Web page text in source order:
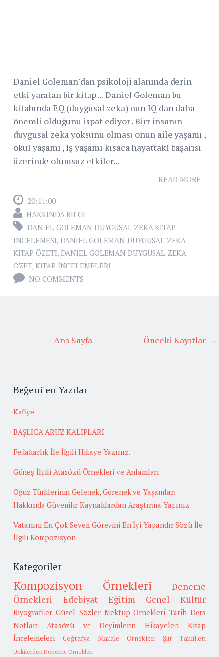
Daniel Goleman'dan psikoloji alanında derin
etki yaratan bir kitap ... Daniel Goleman bu
kitabında EQ (duygusal zeka)'nun IQ'dan daha
önemli olduğunu ispat ediyor . Birr insanın
duygusal zeka yoksunu olması onun aile yaşamı ,
okul yaşamı , iş yaşamı kısaca hayattaki başarısı
üzerinde olumsuz etkiler...
READ MORE
20:11:00
HAKKINDA BILGI
DANIEL GOLEMAN DUYGUSAL ZEKA KITAP
INCELEMESI, DANIEL GOLEMAN DUYGUSAL ZEKA
KITAP ÖZETI, DANIEL GOLEMAN DUYGUSAL ZEKA
ÖZET, KITAP İNCELEMELERI
NO COMMENTS
Önceki Kayıtlar →
Ana Sayfa
Beğenilen Yazılar
Kafiye
BAŞLICA ARUZ KALIPLARI
Fedakarlık İle İlgili Hikaye Yazınız.
Güneş İlgili Atasözü Örnekleri ve Anlamları
Oğuz Türklerinin Gelenek, Görenek ve Yaşamları
Hakkında Güvenilir Kaynaklardan Araştırma Yapınız.
Vatanını En Çok Seven Görevini En İyi Yapandır Sözü İle
İlgili Kompozisyon
Kategoriler
Kompozisyon Örnekleri
Deneme
Örnekleri
Edebiyat Eğitim Genel Kültür
Biyografiler Güzel Sözler Mektup Örnekleri Tarih Ders
Notları
Atasözü ve Deyimlerin Hikayeleri
Kitap
İncelemeleri
Coğrafya Makale Örnekleri Şiir Tahlilleri
Ünlülerden Deneme Örnekleri